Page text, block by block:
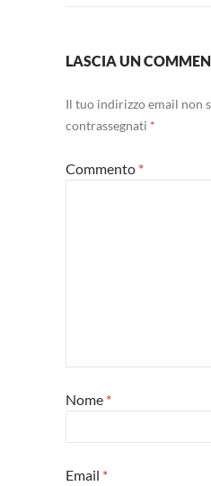
LASCIA UN
Il tuo indirizzo email non
contrassegnati *
Commento *
Nome *
Email *